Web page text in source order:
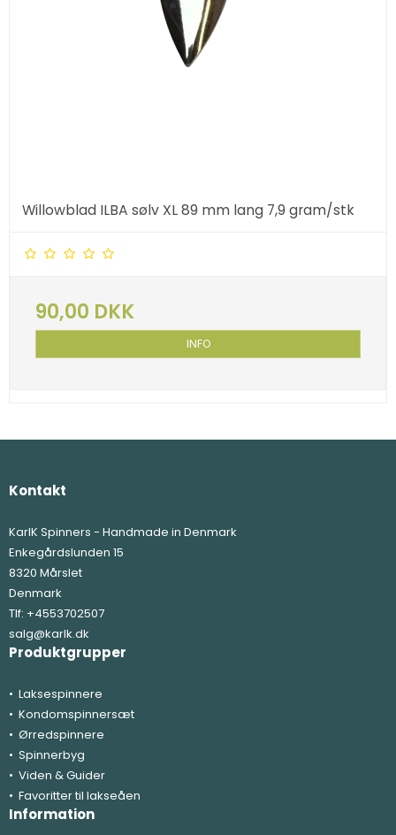
Willowblad ILBA sølv XL 89 mm lang 7,9 gram/stk
90,00 DKK
INFO
Kontakt
KarlK Spinners - Handmade in Denmark
Enkegårdslunden 15
8320 Mårslet
Denmark
Tlf: +4553702507
salg@karlk.dk
Produktgrupper
Laksespinnere
Kondomspinnersæt
Ørredspinnere
Spinnerbyg
Viden & Guider
Favoritter til lakseåen
Information